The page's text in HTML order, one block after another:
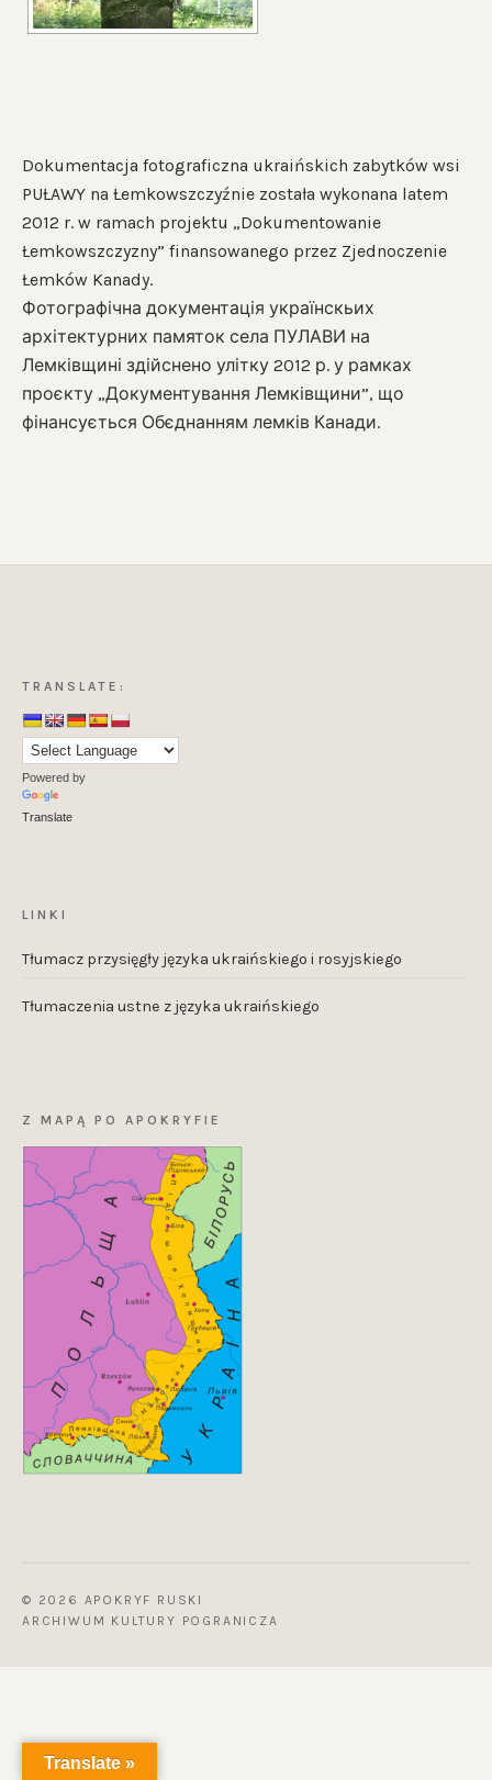
Dokumentacja fotograficzna ukraińskich zabytków wsi
PUŁAWY na Łemkowszczyźnie została wykonana latem
2012 r. w ramach projektu „Dokumentowanie
Łemkowszczyzny” finansowanego przez Zjednoczenie
Łemków Kanady.
Фотографічна документація українскьих
архітектурних памяток села ПУЛАВИ на
Лемківщині здійснено улітку 2012 р. у рамках
проєкту „Документування Лемківщини”, що
фінансується Обєднанням лемків Канади.
TRANSLATE:
Powered by
Translate
LINKI
Tłumacz przysięgły języka ukraińskiego i rosyjskiego
Tłumaczenia ustne z języka ukraińskiego
Z MAPĄ PO APOKRYFIE
© 2026 APOKRYF RUSKI
ARCHIWUM KULTURY POGRANICZA
Translate »